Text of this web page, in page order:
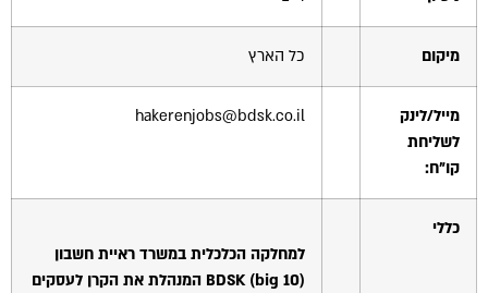
מיקום כל הארץ
מייל/לינק
לשליחת
קו"ח:
hakerenjobs@bdsk.co.il
כללי
למחלקה הכלכלית במשרד ראיית חשבון
BDSK(big 10
) המנהלת את הקרן לעסקים